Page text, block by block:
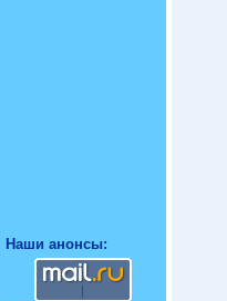
Наши анонсы: